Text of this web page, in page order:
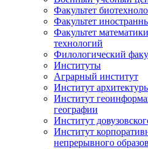
Факультет
Факультет
Факультет
технологий
Филологический
Институты
Аграрный институт
Институт
Институт
географии
Институт
Институт
непрерывного